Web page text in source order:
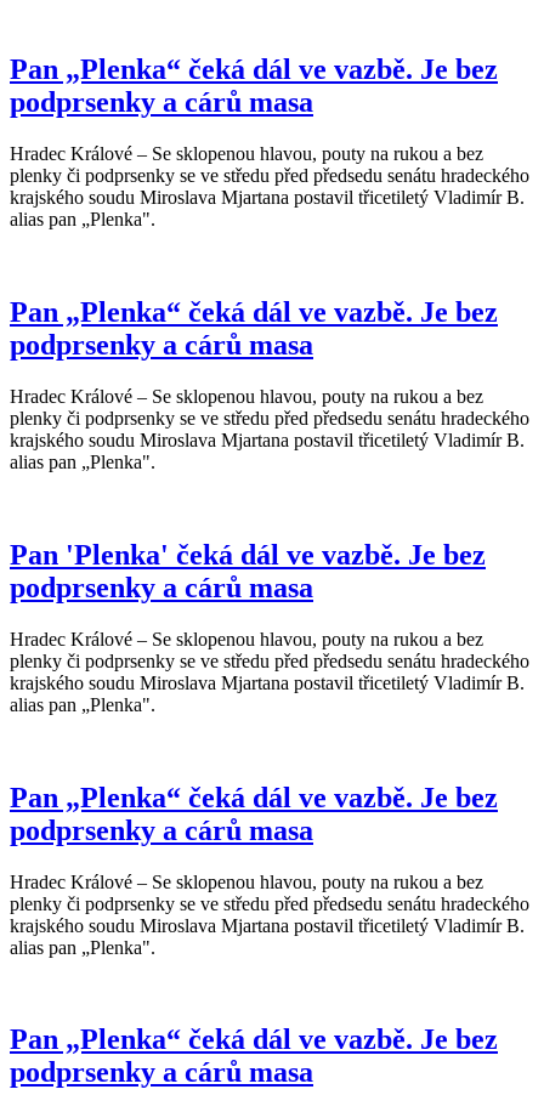
Pan „Plenka“ čeká dál ve vazbě. Je bez
podprsenky a cárů masa
Hradec Králové – Se sklopenou hlavou, pouty na rukou a bez
plenky či podprsenky se ve středu před předsedu senátu hradeckého
krajského soudu Miroslava Mjartana postavil třicetiletý Vladimír B.
alias pan „Plenka".
Pan „Plenka“ čeká dál ve vazbě. Je bez
podprsenky a cárů masa
Hradec Králové – Se sklopenou hlavou, pouty na rukou a bez
plenky či podprsenky se ve středu před předsedu senátu hradeckého
krajského soudu Miroslava Mjartana postavil třicetiletý Vladimír B.
alias pan „Plenka".
Pan 'Plenka' čeká dál ve vazbě. Je bez
podprsenky a cárů masa
Hradec Králové – Se sklopenou hlavou, pouty na rukou a bez
plenky či podprsenky se ve středu před předsedu senátu hradeckého
krajského soudu Miroslava Mjartana postavil třicetiletý Vladimír B.
alias pan „Plenka".
Pan „Plenka“ čeká dál ve vazbě. Je bez
podprsenky a cárů masa
Hradec Králové – Se sklopenou hlavou, pouty na rukou a bez
plenky či podprsenky se ve středu před předsedu senátu hradeckého
krajského soudu Miroslava Mjartana postavil třicetiletý Vladimír B.
alias pan „Plenka".
Pan „Plenka“ čeká dál ve vazbě. Je bez
podprsenky a cárů masa